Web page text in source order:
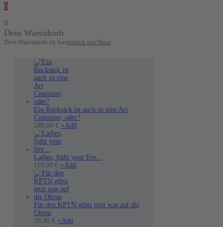
0
0
Dein Warenkorb
Dein Warenkorb ist leerzurück um Shop
Ein Rucksack ist auch so eine Art
Container, oder?
189,00 € +Add
Ladies, light your fire...
119,00 € +Add
auf.
Für den KPTN gibts jetzt was auf die
Ohren
29,90 € +Add